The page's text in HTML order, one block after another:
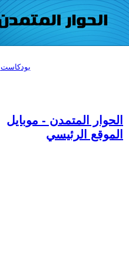
بودكاست
الحوار المتمدن - موبايل
الموقع الرئيسي